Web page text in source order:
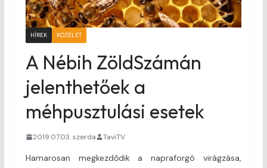
HÍREK KÖZÉLET
A Nébih ZöldSzámán
jelenthetőek a
méhpusztulási esetek
2019.07.03. szerda TaviTV
Hamarosan megkezdődik a napraforgó virágzása,